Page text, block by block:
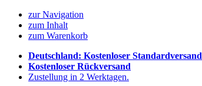
zur Navigation
zum Inhalt
zum Warenkorb
Deutschland: Kostenloser Standardversand
Kostenloser Rückversand
Zustellung in 2 Werktagen.